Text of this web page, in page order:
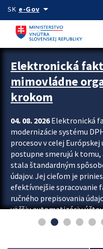
Preskocit na hlavný obsah
SK e-Govarrow_drop_down
Zastavit automatický posun
Elektronická
mimovládne
krokom
04. 08. 2026Elektronická
modernizácie systému
procesov v celej
postupne smerujú k
stala štandardným
údajov. Jej cieľom je
efektívnejšie spracovanie
ručného prepisovania
väčšiu automatizáciu
fakturácia preto